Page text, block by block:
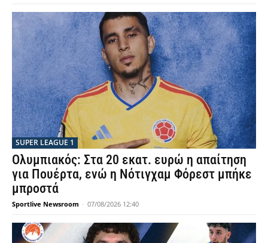
SUPER LEAGUE 1
Ολυμπιακός: Στα 20 εκατ. ευρώ η απαίτηση
για Πουέρτα, ενώ η Νότιγχαμ Φόρεστ μπήκε
μπροστά
Sportlive Newsroom - 07/08/2026 12:40